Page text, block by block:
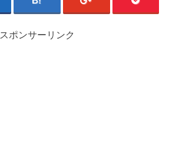
スポンサーリンク